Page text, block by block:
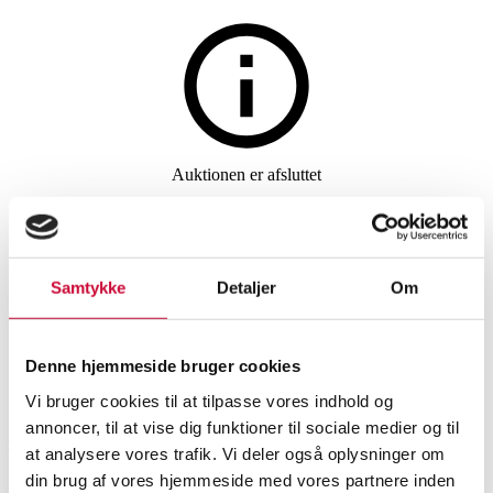
Samtykke Detaljer Om
Denne hjemmeside bruger cookies
Vi bruger cookies til at tilpasse vores indhold og
annoncer, til at vise dig funktioner til sociale medier og til
at analysere vores trafik. Vi deler også oplysninger om
din brug af vores hjemmeside med vores partnere inden
Spisestel, kaffestel
Auktionen er afsluttet
Royal Copenhagen. Let Saksisk
spisestel med bl.a. fiskefad,
hjemmedekoreret. (37)
4.000